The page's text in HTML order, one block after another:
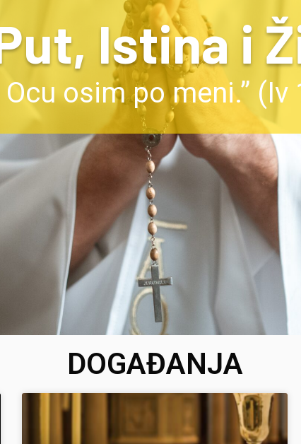
Istina i
osim po meni.” (Iv
DOGAĐANJA